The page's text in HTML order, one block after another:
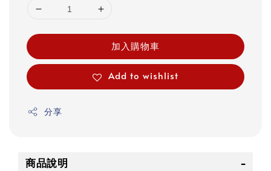
加入購物車
Add to wishlist
分享
商品說明